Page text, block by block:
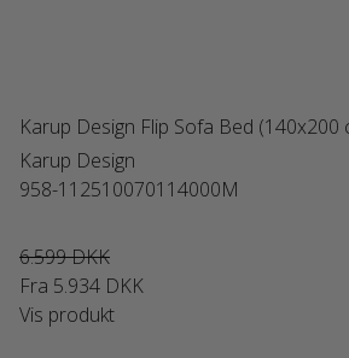
Karup Design Flip Sofa Bed (140x200
Karup Design
958-112510070114000M
6.599 DKK
Fra 5.934 DKK
Vis produkt